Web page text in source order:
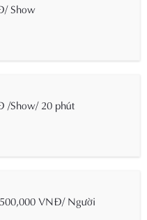
Show
/Show/ 20 phút
VNĐ/ Người